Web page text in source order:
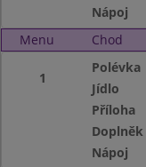
Nápoj
Menu
Chod
1
Polévka
Jídlo
Příloha
Doplněk
Nápoj